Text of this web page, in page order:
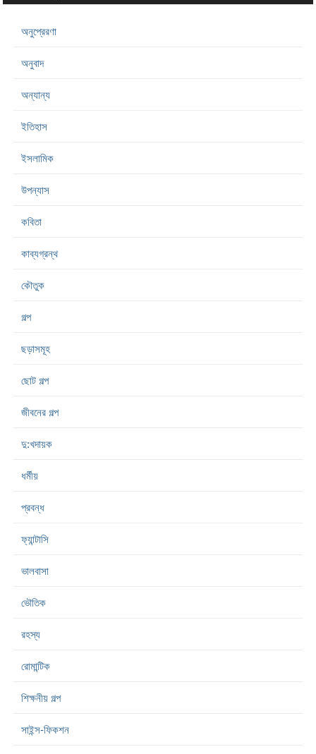
অনুপ্রেরণা
অনুবাদ
অন্যান্য
ইতিহাস
ইসলামিক
উপন্যাস
কবিতা
কাব্যগ্রন্থ
কৌতুক
গল্প
ছড়াসমূহ
ছোট গল্প
জীবনের গল্প
দু:খদায়ক
ধর্মীয়
প্রবন্ধ
ফ্যান্টাসি
ভালবাসা
ভৌতিক
রহস্য
রোমান্টিক
শিক্ষনীয় গল্প
সাইন্স-ফিকশন